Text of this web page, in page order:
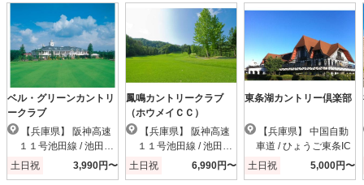
ベル・グリーンカントリ
ークラブ
１１号池田線 / 池田木
部IC
土日祝 3,990円〜
鳳鳴カントリークラブ
（ホウメイＣＣ）
１１号池田線 / 池田木
部IC
土日祝 6,990円〜
東条湖カントリー倶楽部
車道 / ひょうご東条IC
土日祝
5,000円〜